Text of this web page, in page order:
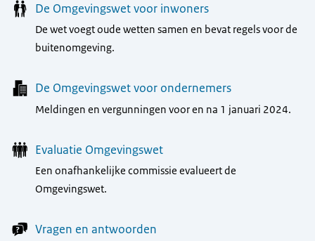
De Omgevingswet voor inwoners
De wet voegt oude wetten samen en bevat regels voor de
buitenomgeving.
De Omgevingswet voor ondernemers
Meldingen en vergunningen voor en na 1 januari 2024.
Evaluatie Omgevingswet
Een onafhankelijke commissie evalueert de
Omgevingswet.
Vragen en antwoorden